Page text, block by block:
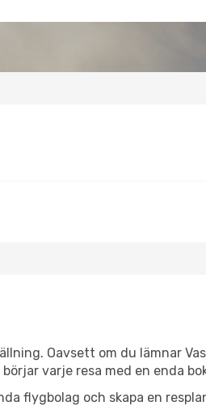
Oavsett om du lämnar
varje resa med en enda
flygbolag och skapa en